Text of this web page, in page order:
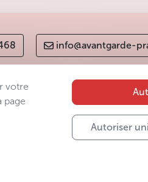
info@avantgarde-
votre
page
Autoriser